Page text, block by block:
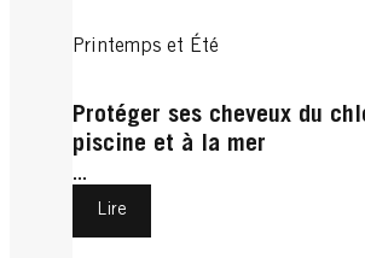
Printemps et Été
Protéger ses cheveux du
piscine et à la mer
...
Lire